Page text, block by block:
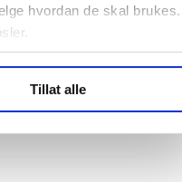
hvordan de skal brukes.
statistikk.
Tillat alle